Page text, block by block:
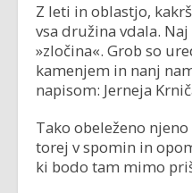
Z leti in oblastjo,
vsa družina vdala.
»zločina«. Grob so
kamenjem in nanj
napisom: Jerneja
Tako obeleženo
torej v spomin in
ki bodo tam mimo